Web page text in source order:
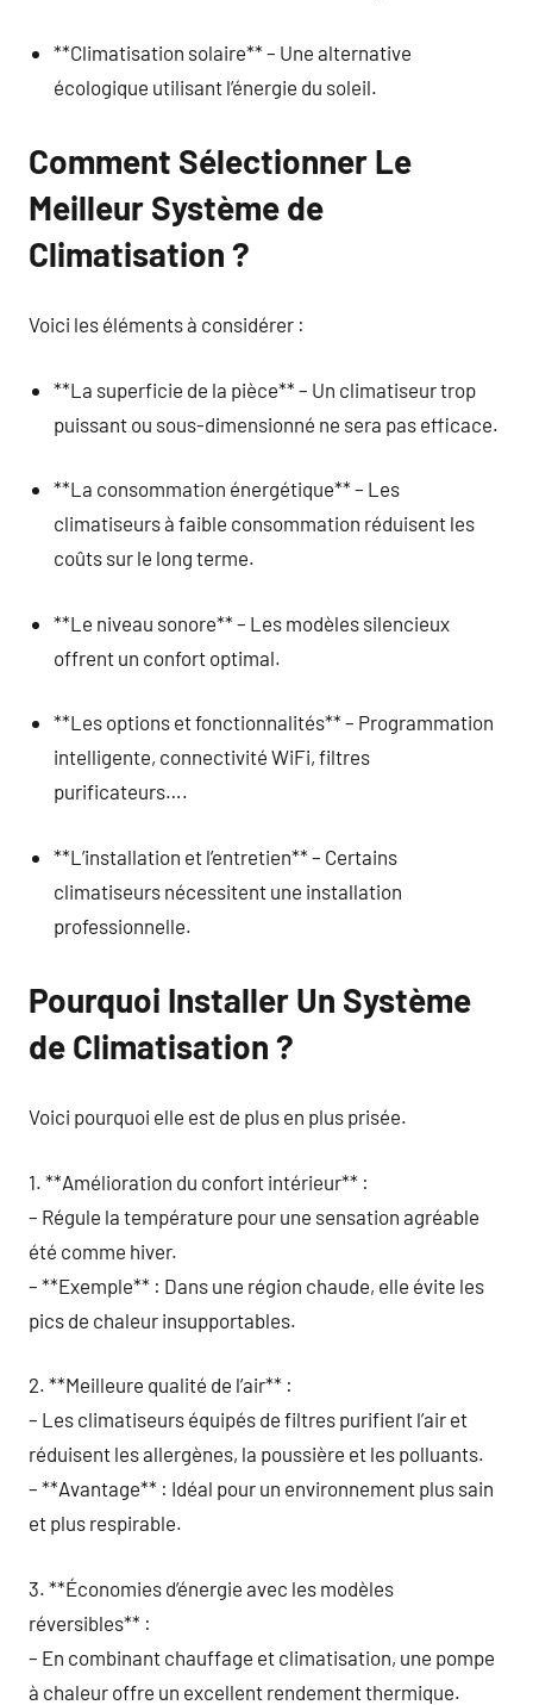
**Climatisation solaire** – Une alternative
écologique utilisant l’énergie du soleil.
Comment Sélectionner Le
Meilleur Système de
Climatisation ?
Voici les éléments à considérer :
**La superficie de la pièce** – Un climatiseur trop
puissant ou sous-dimensionné ne sera pas efficace.
**La consommation énergétique** – Les
climatiseurs à faible consommation réduisent les
coûts sur le long terme.
**Le niveau sonore** – Les modèles silencieux
offrent un confort optimal.
**Les options et fonctionnalités** – Programmation
intelligente, connectivité WiFi, filtres
purificateurs….
**L’installation et l’entretien** – Certains
climatiseurs nécessitent une installation
professionnelle.
Pourquoi Installer Un Système
de Climatisation ?
Voici pourquoi elle est de plus en plus prisée.
1. **Amélioration du confort intérieur** :
– Régule la température pour une sensation agréable
été comme hiver.
– **Exemple** : Dans une région chaude, elle évite les
pics de chaleur insupportables.
2. **Meilleure qualité de l’air** :
– Les climatiseurs équipés de filtres purifient l’air et
réduisent les allergènes, la poussière et les polluants.
– **Avantage** : Idéal pour un environnement plus sain
et plus respirable.
3. **Économies d’énergie avec les modèles
réversibles** :
– En combinant chauffage et climatisation, une pompe
à chaleur offre un excellent rendement thermique.